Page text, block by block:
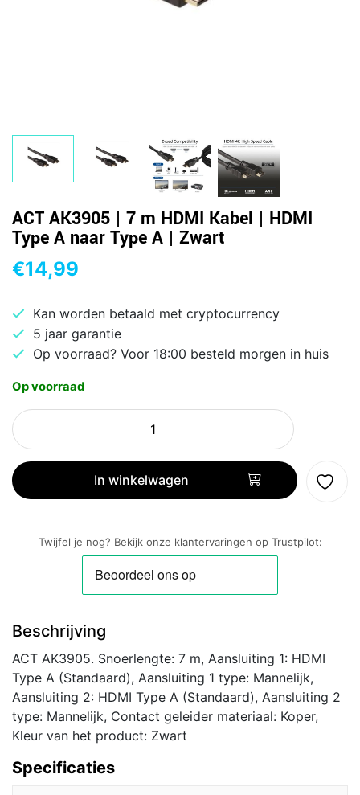
ACT AK3905 | 7 m HDMI Kabel | HDMI
Type A naar Type A | Zwart
€14,99
Kan worden betaald met cryptocurrency
5 jaar garantie
Op voorraad? Voor 18:00 besteld morgen in huis
Op voorraad
ACT
AK3905
7
m
naar
A
Zwart
aantal
In winkelwagen
Twijfel je nog? Bekijk onze klantervaringen op Trustpilot:
Beschrijving
ACT AK3905. Snoerlengte: 7 m, Aansluiting 1: HDMI
Type A (Standaard), Aansluiting 1 type: Mannelijk,
Aansluiting 2: HDMI Type A (Standaard), Aansluiting 2
type: Mannelijk, Contact geleider materiaal: Koper,
Kleur van het product: Zwart
Specificaties